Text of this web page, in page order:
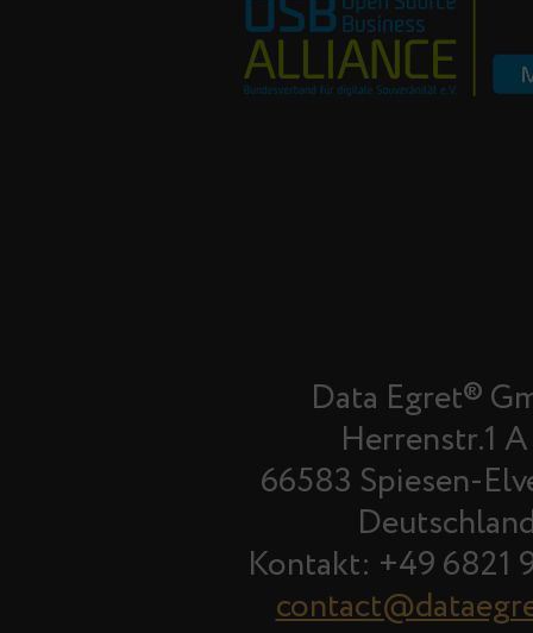
Data Egret®
Herrenstr.1
66583 Spiesen-
Kontakt: +49 6821